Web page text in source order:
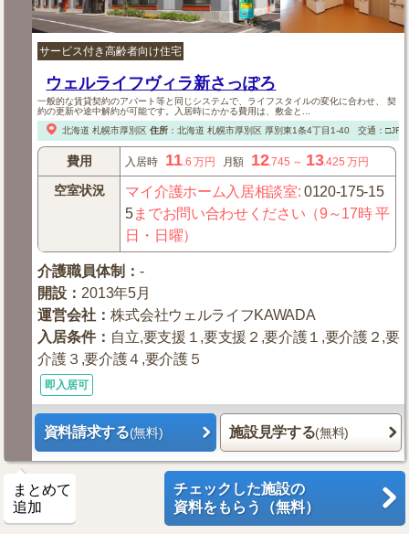
サービス付き高齢者向け住宅
ウェルライフヴィラ新さっぽろ
一般的な賃貸契約のアパート等と同じシステムで、ライフスタイルの変化に合わせ、 契
約の更新や途中解約が可能です。入居時にかかる費用は、敷金と...
北海道 札幌市厚別区 住所： 北海道 札幌市厚別区厚別東1条4丁目1-40 交通：□JR
費用 入居時 11.6 万円 月額 12.745 ～ 13.425 万円
空室状況 マイ介護ホーム入居相談室:0120-175-15
5までお問い合わせください（9～17時 平
日・日曜）
介護職員体制 ：-
開設 ： 2013年5月
運営会社 ：株式会社ウェルライフKAWADA
入居条件： 自立,要支援１,要支援２,要介護１,要介護２,要
介護３,要介護４,要介護５
即入居可
資料請求する(無料) 施設見学する(無料)
まとめて
追加
チェックした施設の
資料をもらう（無料）